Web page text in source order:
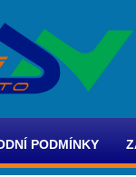
PODMÍNKY